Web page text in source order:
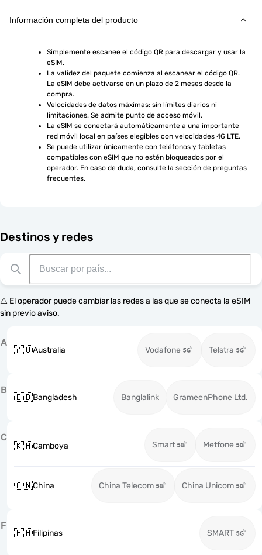
Información completa del producto
Simplemente escanee el código QR para descargar y usar la
eSIM.
La validez del paquete comienza al escanear el código QR.
La eSIM debe activarse en un plazo de 2 meses desde la
compra.
Velocidades de datos máximas: sin límites diarios ni
limitaciones. Se admite punto de acceso móvil.
La eSIM se conectará automáticamente a una importante
red móvil local en países elegibles con velocidades 4G LTE.
Se puede utilizar únicamente con teléfonos y tabletas
compatibles con eSIM que no estén bloqueados por el
operador. En caso de duda, consulte la sección de preguntas
frecuentes.
Destinos y redes
⚠️ El operador puede cambiar las redes a las que se conecta la eSIM
sin previo aviso.
A
🇦🇺Australia Vodafone Telstra
B
🇧🇩Bangladesh Banglalink GrameenPhone Ltd.
C
🇰🇭Camboya Smart Metfone
🇨🇳China China Telecom China Unicom
F
🇵🇭Filipinas SMART